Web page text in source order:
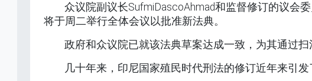
众议院副议长SufmiDascoAhmad和监督修订的议会
将于周二举行全体会议以批准新法典。
政府和众议院已就该法典草案达成一致，为其通过扫
几十年来，印尼国家殖民时代刑法的修订近年来引